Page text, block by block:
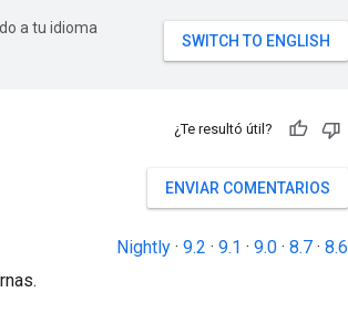
a tu idioma
¿Te resultó útil?
ENVIAR COMENTARIOS
Nightly · 9.2 · 9.1 · 9.0 · 8.7 · 8.6